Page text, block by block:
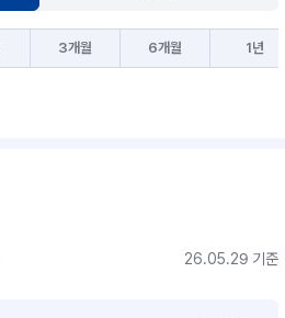
3개월 6개월 1년
26.05.29 기준